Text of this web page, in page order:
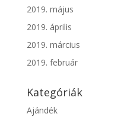
2019. május
2019. április
2019. március
2019. február
Kategóriák
Ajándék